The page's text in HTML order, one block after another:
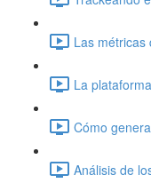
Las métricas
La
Cómo
Análisis de